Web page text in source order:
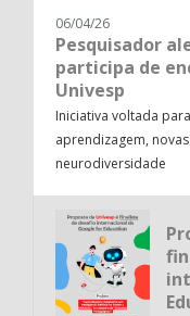
06/04/26
Pesquisador
participa de
Univesp
Iniciativa voltada
aprendizagem,
neurodiversidade